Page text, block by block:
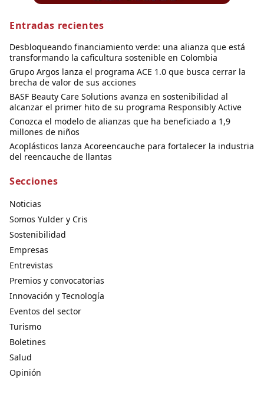
Entradas recientes
Desbloqueando financiamiento verde: una alianza que está
transformando la caficultura sostenible en Colombia
Grupo Argos lanza el programa ACE 1.0 que busca cerrar la
brecha de valor de sus acciones
BASF Beauty Care Solutions avanza en sostenibilidad al
alcanzar el primer hito de su programa Responsibly Active
Conozca el modelo de alianzas que ha beneficiado a 1,9
millones de niños
Acoplásticos lanza Acoreencauche para fortalecer la industria
del reencauche de llantas
Secciones
Noticias
Somos Yulder y Cris
Sostenibilidad
Empresas
Entrevistas
Premios y convocatorias
Innovación y Tecnología
Eventos del sector
Turismo
Boletines
Salud
Opinión